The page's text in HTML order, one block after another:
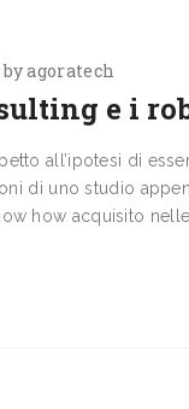
byagoratech
e i
all’ipotesi di
di uno stu­dio
­how acquisito